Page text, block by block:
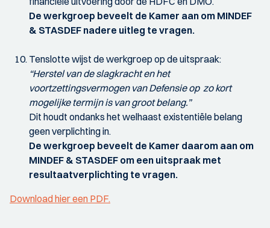
De werkgroep beveelt de Kamer aan om MINDEF
& STASDEF nadere uitleg te vragen.
Tenslotte wijst de werkgroep op de uitspraak:
“Herstel van de slagkracht en het
voortzettingsvermogen van Defensie op zo kort
mogelijke termijn is van groot belang.”
Dit houdt ondanks het welhaast existentiële belang
geen verplichting in.
De werkgroep beveelt de Kamer daarom aan om
MINDEF & STASDEF om een uitspraak met
resultaatverplichting te vragen.
Download hier een PDF.